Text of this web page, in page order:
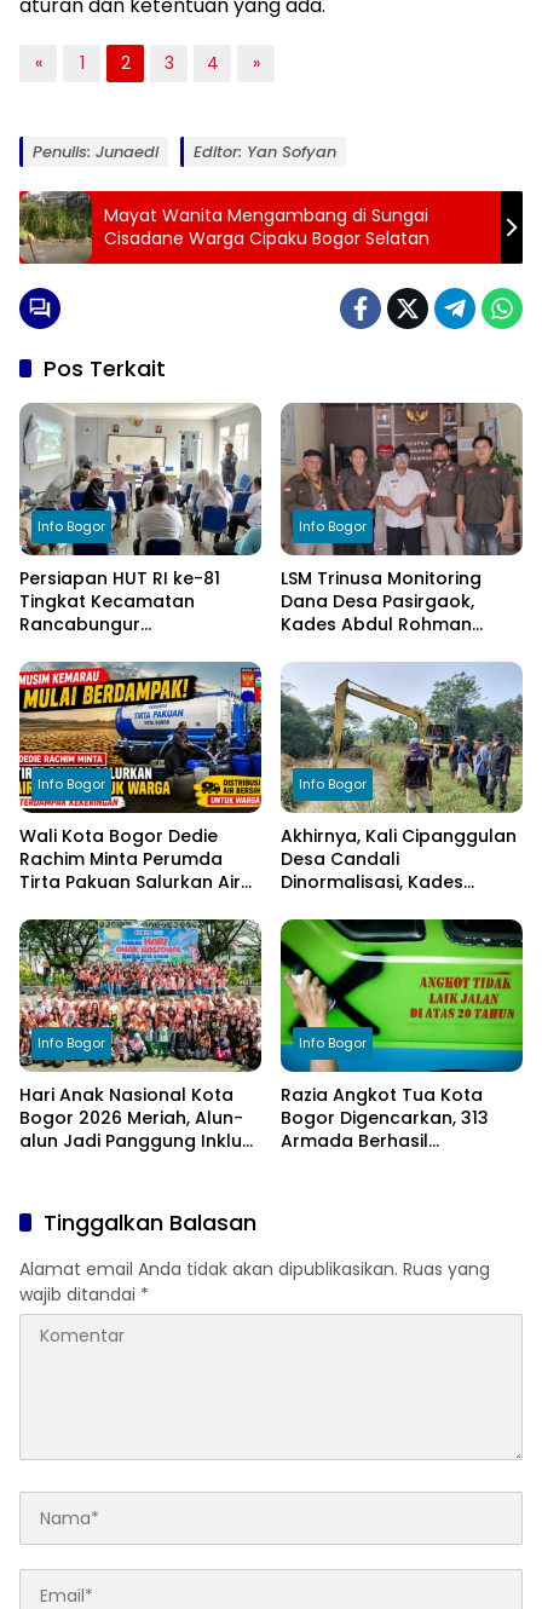
« 1 2 3 4 »
Penulis: Junaedi Editor: Yan Sofyan
Mayat Wanita Mengambang di Sungai
Cisadane Warga Cipaku Bogor Selatan
Pos Terkait
Info Bogor
Persiapan HUT RI ke-81
Tingkat Kecamatan
Rancabungur
Cimulang, Libatkan Seluruh
Elemen Masyarakat
Info Bogor
LSM Trinusa Monitoring
Dana Desa Pasirgaok,
Kades Abdul Rohman
Transparansi Pengelolaan
Anggaran
Info Bogor
Wali Kota Bogor Dedie
Rachim Minta Perumda
Tirta Pakuan Salurkan Air
Terdampak Kekeringan
Info Bogor
Akhirnya, Kali Cipanggulan
Desa Candali
Dinormalisasi, Kades
kepada Bupati Bogor
Info Bogor
Hari Anak Nasional Kota
Bogor 2026 Meriah, Alun-
alun Jadi Panggung Inklusi
Info Bogor
Razia Angkot Tua Kota
Bogor Digencarkan, 313
Armada Berhasil
Tinggalkan Balasan
Alamat email Anda tidak akan dipublikasikan. Ruas yang
wajib ditandai *